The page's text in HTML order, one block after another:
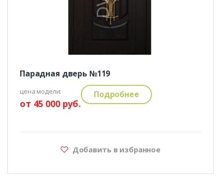
Парадная дверь №119
цена модели:
от 45 000 руб.
Подробнее
Добавить в избранное